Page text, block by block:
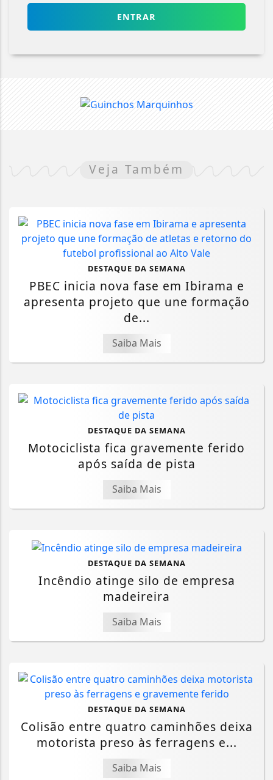
ENTRAR
Veja Também
DESTAQUE DA SEMANA
PBEC inicia nova fase em Ibirama e
apresenta projeto que une formação
de...
Saiba Mais
DESTAQUE DA SEMANA
Motociclista fica gravemente ferido
após saída de pista
Saiba Mais
DESTAQUE DA SEMANA
Incêndio atinge silo de empresa
madeireira
Saiba Mais
DESTAQUE DA SEMANA
Colisão entre quatro caminhões deixa
motorista preso às ferragens e...
Saiba Mais